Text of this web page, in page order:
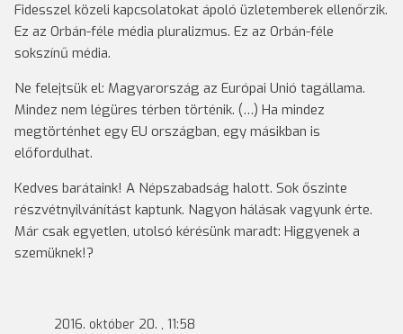
Fidesszel közeli kapcsolatokat ápoló üzletemberek ellenőrzik.
Ez az Orbán-féle média pluralizmus. Ez az Orbán-féle
sokszínű média.
Ne felejtsük el: Magyarország az Európai Unió tagállama.
Mindez nem légüres térben történik. (…) Ha mindez
megtörténhet egy EU országban, egy másikban is
előfordulhat.
Kedves barátaink! A Népszabadság halott. Sok őszinte
részvétnyilvánítást kaptunk. Nagyon hálásak vagyunk érte.
Már csak egyetlen, utolsó kérésünk maradt: Higgyenek a
szemüknek!?
2016. október 20. , 11:58